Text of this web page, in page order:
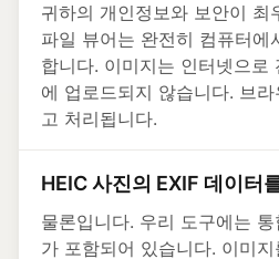
귀하의 개인정보와 보안이 최
파일 뷰어는 완전히 컴퓨터에
합니다. 이미지는 인터넷으로
에 업로드되지 않습니다. 브
고 처리됩니다.
HEIC 사진의 EXIF 데이터
물론입니다. 우리 도구에는
가 포함되어 있습니다. 이미